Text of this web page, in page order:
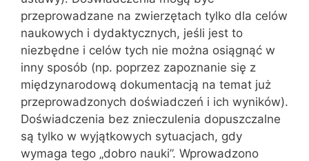
przeprowadzane na zwierzętach tylko dla celów
naukowych i dydaktycznych, jeśli jest to
niezbędne i celów tych nie można osiągnąć w
inny sposób (np. poprzez zapoznanie się z
międzynarodową dokumentacją na temat już
przeprowadzonych doświadczeń i ich wyników).
Doświadczenia bez znieczulenia dopuszczalne
są tylko w wyjątkowych sytuacjach, gdy
wymaga tego „dobro nauki”. Wprowadzono